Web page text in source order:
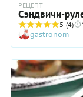
РЕЦЕПТ
Сэндвичи-
5 (4)
gastronom